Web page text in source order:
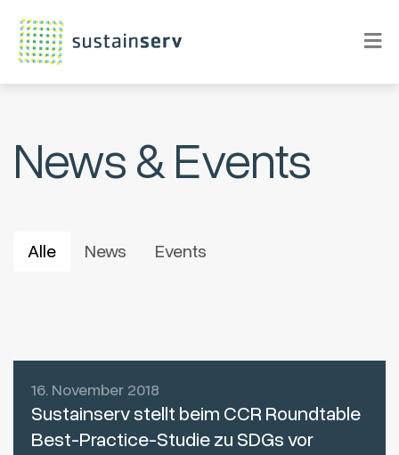
News & Events
Alle News Events
16. November 2018
Sustainserv stellt beim CCR Roundtable
Best-Practice-Studie zu SDGs vor